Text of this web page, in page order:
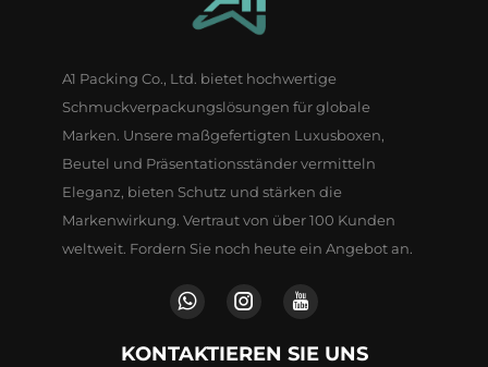
A1 Packing Co., Ltd. bietet hochwertige
Schmuckverpackungslösungen für globale
Marken. Unsere maßgefertigten Luxusboxen,
Beutel und Präsentationsständer vermitteln
Eleganz, bieten Schutz und stärken die
Markenwirkung. Vertraut von über 100 Kunden
weltweit. Fordern Sie noch heute ein Angebot an.
KONTAKTIEREN SIE UNS